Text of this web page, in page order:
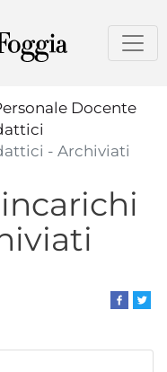
Docente
- Archiviati